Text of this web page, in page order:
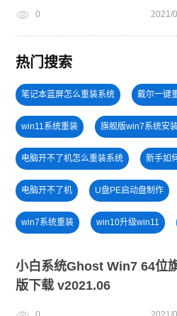
0 2021/
热门搜索
笔记本蓝屏怎么重装系统 戴尔一键
win11系统重装 旗舰版win7系统安
电脑开不了机怎么重装系统 新手如
电脑开不了机 U盘PE启动盘制作
win7系统重装 win10升级win11
免费升级win10 U盘装win7系统
小白系统Ghost Win7 64位
版下载 v2021.06